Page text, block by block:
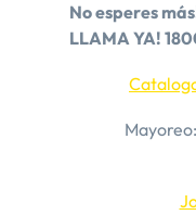
​No esperes
LLAMA YA!